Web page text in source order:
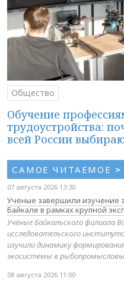
Общество
Обучение
трудоустройства:
всей России
САМОЕ ЧИТАЕМОЕ >
07 августа 2026 13:30
Учёные завершили изучение
Байкале в рамках крупной
Учёные Байкальского филиала
исследовательского
изучили динамику
экосистемы в
08 августа 2026 11:00